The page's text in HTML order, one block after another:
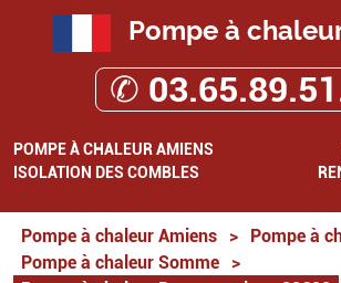
Pompe à
✆
POMPE À CHALEUR AMIENS
ISOLATION DES COMBLES
Pompe à chaleur Amiens > Pompe à
Pompe à chaleur Somme
>